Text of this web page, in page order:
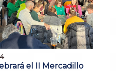
el II Mercadillo